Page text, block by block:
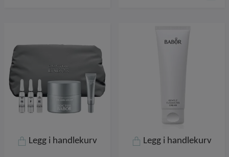
Legg i handlekurv Legg i handlekurv